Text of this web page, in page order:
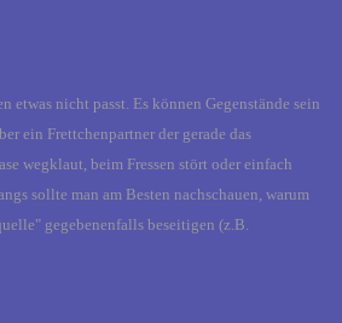
etwas nicht passt. Es können Gegenstände sein
ein Frettchenpartner der gerade das
wegklaut, beim Fressen stört oder einfach
sollte man am Besten nachschauen, warum
gegebenenfalls beseitigen (z.B.